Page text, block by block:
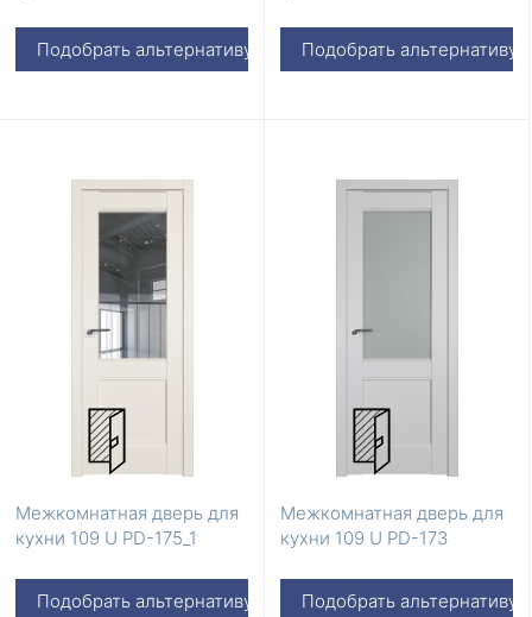
Подобрать альтернативу Подобрать альтернативу
Межкомнатная дверь для
кухни 109 U PD-175_1
Подобрать альтернативу
Межкомнатная дверь для
кухни 109 U PD-173
Подобрать альтернативу